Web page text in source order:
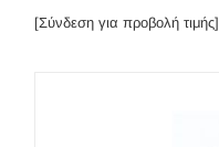
[Σύνδεση για προβολή τιμής]